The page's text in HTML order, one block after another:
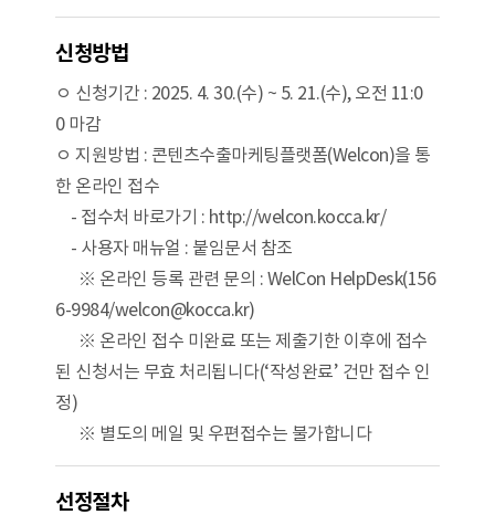
신청방법
ㅇ 신청기간 : 2025. 4. 30.(수) ~ 5. 21.(수), 오전 11:0
0 마감
ㅇ 지원방법 : 콘텐츠수출마케팅플랫폼(Welcon)을 통
한 온라인 접수
- 접수처 바로가기 : http://welcon.kocca.kr/
- 사용자 매뉴얼 : 붙임문서 참조
※ 온라인 등록 관련 문의 : WelCon HelpDesk(156
6-9984/welcon@kocca.kr)
※ 온라인 접수 미완료 또는 제출기한 이후에 접수
된 신청서는 무효 처리됩니다(‘작성완료’ 건만 접수 인
정)
※ 별도의 메일 및 우편접수는 불가합니다
선정절차